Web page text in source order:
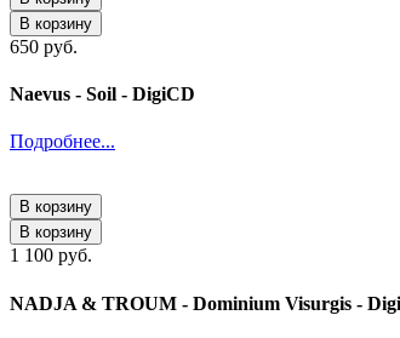
В корзину
650 руб.
Naevus - Soil - DigiCD
Подробнее...
В корзину
В корзину
1 100 руб.
NADJA & TROUM - Dominium Visurgis -